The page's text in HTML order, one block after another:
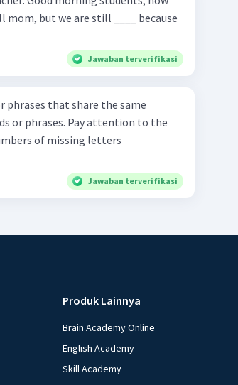
Jawaban terverifikasi
phrases that share the same
or phrases. Pay attention to the
of missing letters
Jawaban terverifikasi
Produk Lainnya
Brain Academy Online
English Academy
Skill Academy